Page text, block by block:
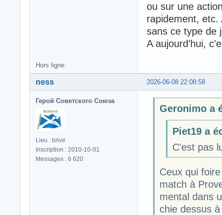
ou sur une
rapidement, etc.
sans ce type de
A aujourd'hui,
Hors ligne
2026-06-08 22:08:58
ness
Герой Советского Союза
Lieu : brive
Inscription : 2010-10-01
Messages : 6 620
Geronimo a
Piet19 a
C'est pas
Ceux qui
match à
mental dans
chie dessus